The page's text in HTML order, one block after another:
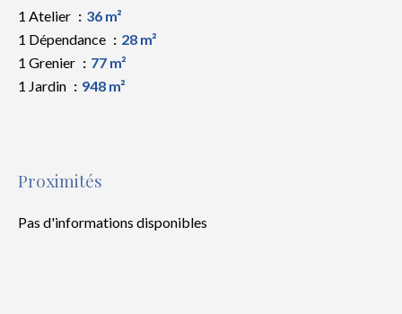
1 Atelier
36 m²
1 Dépendance
28 m²
1 Grenier
77 m²
1 Jardin
948 m²
Proximités
Pas d'informations disponibles